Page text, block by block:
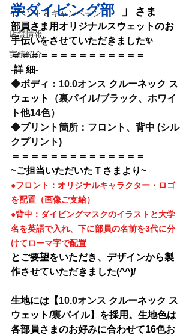
イベント＆キャンペーン
店舗情報
実績紹介
学ダイビング部
」 さま
部員さま用オリジナルスウェットのお
手伝いをさせていただきました✨
＝＝＝＝＝＝＝＝＝＝＝＝＝＝
-詳 細-
◆ボディ：10.0オンス クルーネック ス
ウェット
（裏パイル/ブラック、ホワイ
ト他14色）
◆プリント箇所：フロント、背中 (シル
クプリント)
＝＝＝＝＝＝＝＝＝＝＝＝＝＝
~ご担当いただいたＴさまより~
●フロント：オリジナルキャラクター・ロゴ
を配置（画像ご支給）
●背中：ダイビングマスクのイラストと大学
名を英語で入れ、下に部員の名前を3代に分
けてローマ字で配置
とご要望をいただき、デザインから製
作させていただきました(^^)/
生地には【10.0オンス クルーネック ス
ウェット/裏パイル】を採用。生地色は
各部員さまのお好みに合わせて16色お